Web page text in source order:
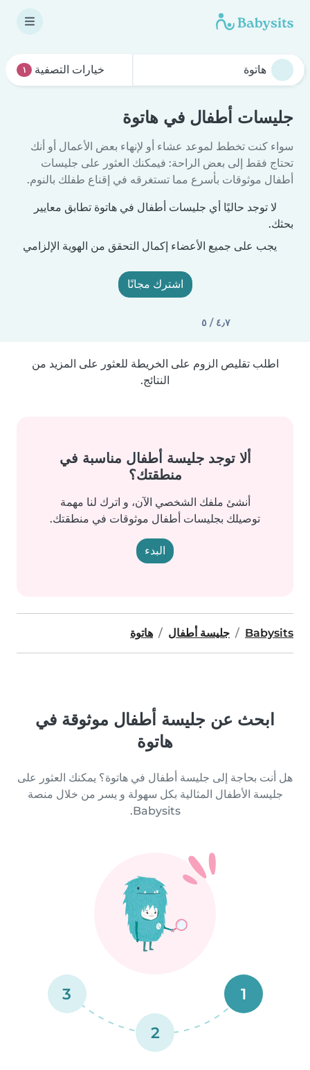
خيارات التصفية ١
جليسات أطفال في هاتوة
سواء كنت تخطط لموعد عشاء أو لإنهاء بعض الأعمال أو أنك
تحتاج فقط إلى بعض الراحة: فيمكنك العثور على جليسات
أطفال موثوقات بأسرع مما تستغرقه في إقناع طفلك بالنوم.
لا توجد حاليًا أي جليسات أطفال في هاتوة تطابق معايير
بحثك.
يجب على جميع الأعضاء إكمال التحقق من الهوية الإلزامي
اشترك مجانًا
٤٫٧ / ٥
اطلب تقليص الزوم على الخريطة للعثور على المزيد من
النتائج.
ألا توجد جليسة أطفال مناسبة في
منطقتك؟
أنشئ ملفك الشخصي الآن، و اترك لنا مهمة
توصيلك بجليسات أطفال موثوقات في منطقتك.
البدء
Babysits جليسة أطفال هاتوة
ابحث عن جليسة أطفال موثوقة في
هاتوة
هل أنت بحاجة إلى جليسة أطفال في هاتوة؟ يمكنك العثور على
جليسة الأطفال المثالية بكل سهولة و يسر من خلال منصة
Babysits.
1
2
3